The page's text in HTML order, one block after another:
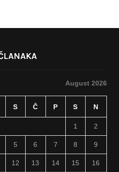
August 2026
S Č P S N
1 2
5 6 7 8 9
12 13 14 15 16